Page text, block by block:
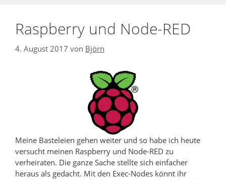
Raspberry und Node-RED
4. August 2017 von Björn
Meine Basteleien gehen weiter und so habe ich heute
versucht meinen Raspberry und Node-RED zu
verheiraten. Die ganze Sache stellte sich einfacher
heraus als gedacht. Mit den Exec-Nodes könnt ihr